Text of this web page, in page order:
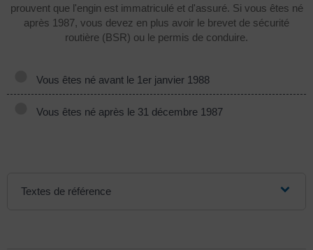
prouvent que l'engin est immatriculé et d'assuré. Si vous êtes né
après 1987, vous devez en plus avoir le brevet de sécurité
routière (BSR) ou le permis de conduire.
Vous êtes né avant le 1er janvier 1988
Vous êtes né après le 31 décembre 1987
Textes de référence